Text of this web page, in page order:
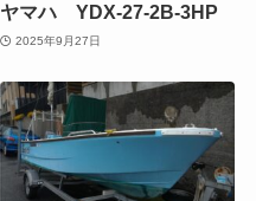
ヤマハ YDX-27-2B-3HP
2025年9月27日